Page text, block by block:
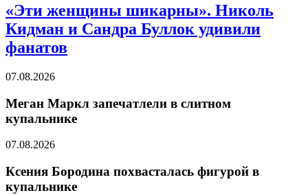
«Эти женщины шикарны». Николь
Кидман и Сандра Буллок удивили
фанатов
07.08.2026
Меган Маркл запечатлели в слитном
купальнике
07.08.2026
Ксения Бородина похвасталась фигурой в
купальнике